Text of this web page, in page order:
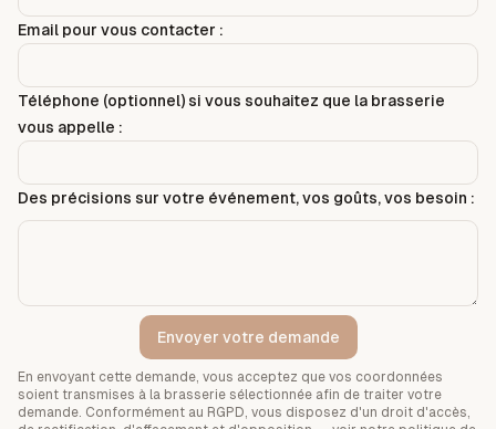
Email pour vous contacter :
Téléphone (optionnel) si vous souhaitez que la brasserie
vous appelle :
Des précisions sur votre événement, vos goûts, vos besoin :
Envoyer votre demande
En envoyant cette demande, vous acceptez que vos coordonnées
soient transmises à la brasserie sélectionnée afin de traiter votre
demande. Conformément au RGPD, vous disposez d'un droit d'accès,